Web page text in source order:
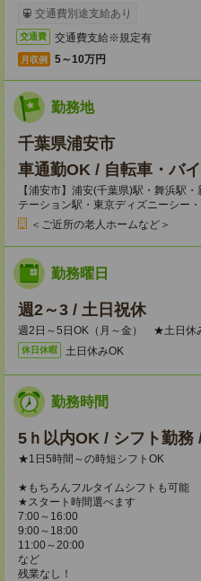
交通費別途支給あり
交通費 交通費支給※規定有
月収例 5～10万円
勤務地
千葉県浦安市
車通勤OK / 自転車・バ
【浦安市】浦安(千葉県)駅・舞浜駅
テーション駅・東京ディズニーシー
＜ご近所の老人ホームなど＞
勤務曜日
週2～3 / 土日祝休
週2日～5日OK（月～金） ★土日休
休日休暇 土日休みOK
勤務時間
5ｈ以内OK / シフト勤務
★1日5時間～の時短シフトOK
★もちろんフルタイムシフトも可能
★スタート時間選べます
7:00～16:00
9:00～18:00
11:00～20:00
など
残業なし！